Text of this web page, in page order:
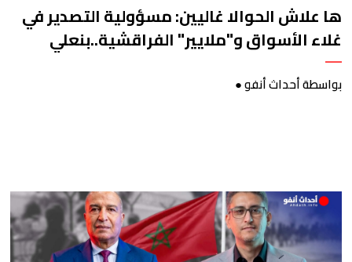
ها علاش الحوالا غاليين: مسؤولية التصدير في
غلاء الأسواق و"ملايير" الفراقشية..بنعلي
يقول كل شئ
بواسطة أحداث أنفو ●